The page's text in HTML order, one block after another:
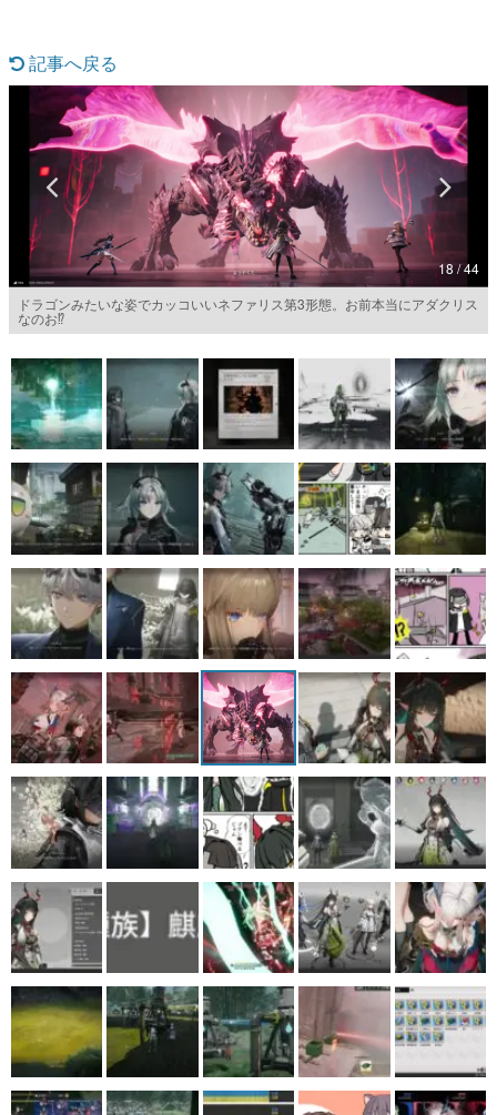
マンガ
女性向け
アプリレビュー
その他
電ファミニコゲーマーとは？
運営：株式会社マレ
記事へ戻る
18 / 44
ドラゴンみたいな姿でカッコいいネファリス第3形態。お前本当にアダクリス
なのお⁉︎